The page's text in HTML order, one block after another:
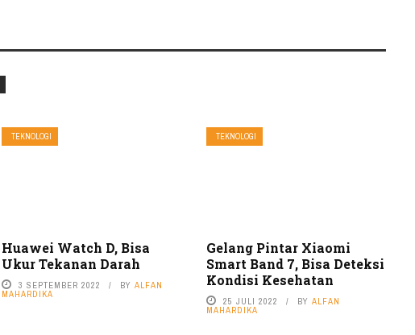
TEKNOLOGI
Huawei Watch D, Bisa
Ukur Tekanan Darah
3 SEPTEMBER 2022 BYALFAN
MAHARDIKA
TEKNOLOGI
Gelang Pintar Xiaomi
Smart Band 7, Bisa Deteksi
Kondisi Kesehatan
25 JULI 2022 BY ALFAN
MAHARDIKA